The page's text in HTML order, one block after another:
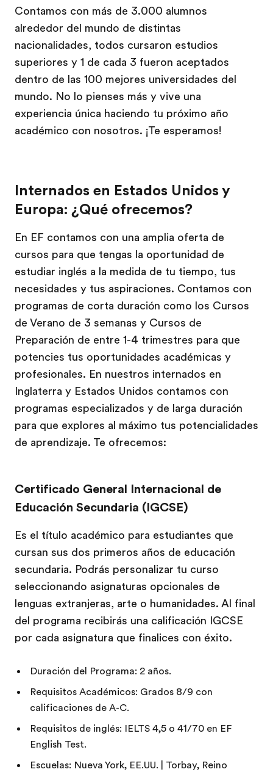
Contamos con más de 3.000 alumnos
alrededor del mundo de distintas
nacionalidades, todos cursaron estudios
superiores y 1 de cada 3 fueron aceptados
dentro de las 100 mejores universidades del
mundo. No lo pienses más y vive una
experiencia única haciendo tu próximo año
académico con nosotros. ¡Te esperamos!
Internados en Estados Unidos y
Europa: ¿Qué ofrecemos?
En EF contamos con una amplia oferta de
cursos para que tengas la oportunidad de
estudiar inglés a la medida de tu tiempo, tus
necesidades y tus aspiraciones. Contamos con
programas de corta duración como los Cursos
de Verano de 3 semanas y Cursos de
Preparación de entre 1-4 trimestres para que
potencies tus oportunidades académicas y
profesionales. En nuestros internados en
Inglaterra y Estados Unidos contamos con
programas especializados y de larga duración
para que explores al máximo tus potencialidades
de aprendizaje. Te ofrecemos:
Certificado General Internacional de
Educación Secundaria (IGCSE)
Es el título académico para estudiantes que
cursan sus dos primeros años de educación
secundaria. Podrás personalizar tu curso
seleccionando asignaturas opcionales de
lenguas extranjeras, arte o humanidades. Al final
del programa recibirás una calificación IGCSE
por cada asignatura que finalices con éxito.
Duración del Programa: 2 años.
Requisitos Académicos: Grados 8/9 con
calificaciones de A-C.
Requisitos de inglés: IELTS 4,5 o 41/70 en EF
English Test.
Escuelas: Nueva York, EE.UU. | Torbay, Reino